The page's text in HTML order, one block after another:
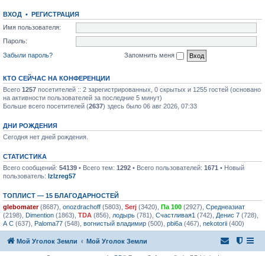
ВХОД • РЕГИСТРАЦИЯ
Имя пользователя:
Пароль:
Забыли пароль?
Запомнить меня
КТО СЕЙЧАС НА КОНФЕРЕНЦИИ
Всего 1257 посетителей :: 2 зарегистрированных, 0 скрытых и 1255 гостей (основано
на активности пользователей за последние 5 минут)
Больше всего посетителей (2637) здесь было 06 авг 2026, 07:33
ДНИ РОЖДЕНИЯ
Сегодня нет дней рождения.
СТАТИСТИКА
Всего сообщений: 54139 • Всего тем: 1292 • Всего пользователей: 1671 • Новый
пользователь: lzlzreg57
ТОПЛИСТ — 15 БЛАГОДАРНОСТЕЙ
glebomater(8687), onozdrachoff (5803), Serj (3420), Па 100 (2927), Среднеазиат
(2198), Dimention (1863), TDA (856), лодырь (781), Счастливая1 (742), Денис 7 (728),
А С (637), Paloma77 (548), вогнистый владимир (500), pbi6a (467), nekotorii (400)
Мой Уголок Земли Мой Уголок Земли